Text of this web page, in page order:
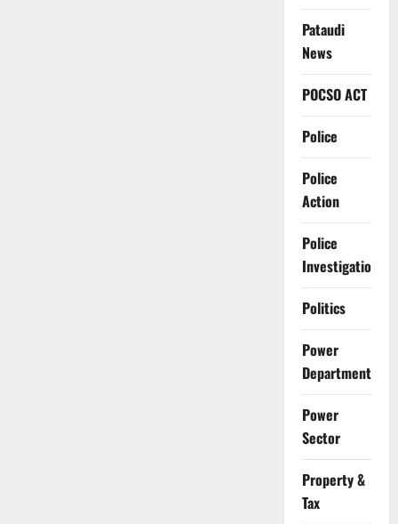
Pataudi
News
POCSO ACT
Police
Police
Action
Police
Investigation
Politics
Power
Department
Power
Sector
Property &
Tax